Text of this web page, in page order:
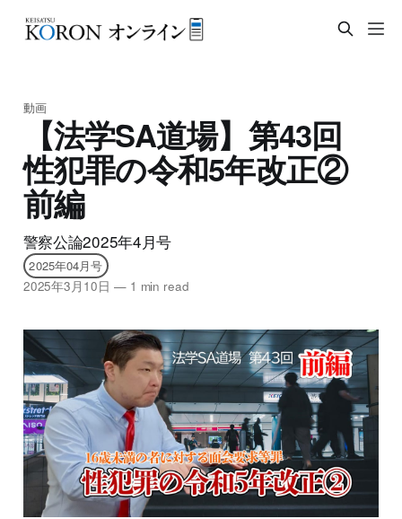
動画
【法学SA道場】第43回
性犯罪の令和5年改正②
前編
警察公論2025年4月号
2025年04月号
2025年3月10日 —1 min read